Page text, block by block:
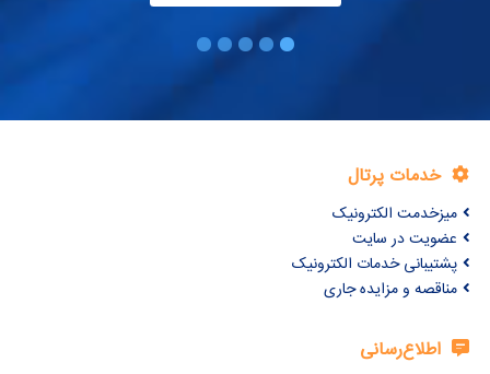
خدمات پرتال
میزخدمت الکترونیک
عضویت در سایت
پشتیبانی خدمات الکترونیک
مناقصه و مزایده جاری
اطلاع‌رسانی